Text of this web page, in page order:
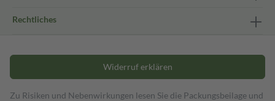
Rechtliches
Widerruf erklären
Zu Risiken und Nebenwirkungen lesen Sie die Packungsbeilage und